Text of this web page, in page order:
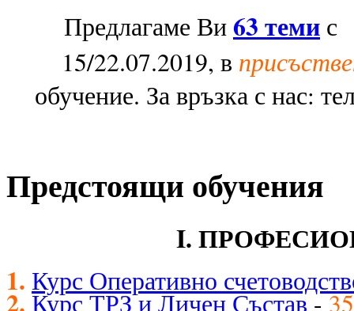
Предлагаме Ви63 теми с
15/22.07.2019, в
обучение. За връзка с нас:
Предстоящи обучения
I.
1. Курс Оперативно
2. Курс ТРЗ и Личен Състав -